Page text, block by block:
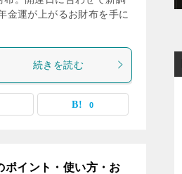
金運が上がるお財布を手に
続きを読む
0
ポイント・使い方・お